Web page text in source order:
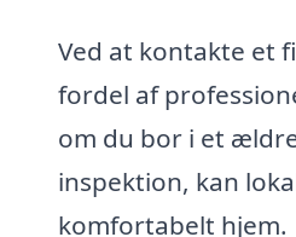
Ved at kontakte et
fordel af
om du bor i et
inspektion, kan
komfortabelt hjem.